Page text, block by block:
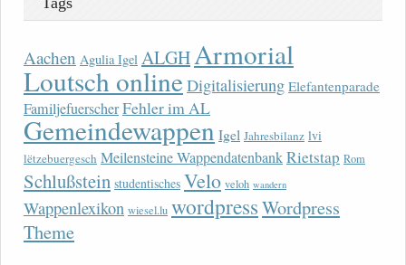
Aachen Agulia Igel ALGH Armorial
Loutsch onlineDigitalisierung Elefantenparade
FamiljefuerscherFehler im AL
Gemeindewappen Igel Jahresbilanz lvi
lëtzebuergesch Meilensteine WappendatenbankRietstap Rom
Schlußstein studentisches Velo veloh wandern
Wappenlexikon wiesel.lu wordpressWordpress
Theme